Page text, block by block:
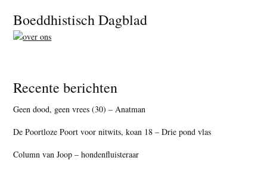
Footer
Boeddhistisch Dagblad
Recente berichten
Geen dood, geen vrees (30) – Anatman
De Poortloze Poort voor nitwits, koan 18 – Drie pond vlas
Column van Joop – hondenfluisteraar